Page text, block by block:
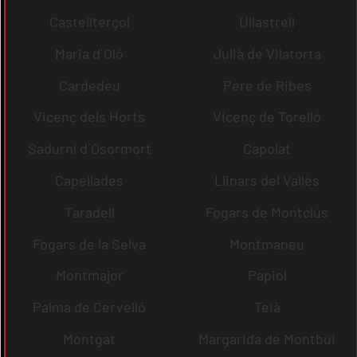
Castellterçol
Ullastrell
Maria d´Oló
Julià de Vilatorta
Cardedeu
Pere de Ribes
Vicenç dels Horts
Vicenç de Torelló
Sadurní d´Osormort
Capolat
Capellades
Llinars del Vallès
Taradell
Fogars de Montclús
Fogars de la Selva
Montmaneu
Montmajor
Papiol
Palma de Cervelló
Teià
Montgat
Margarida de Montbui